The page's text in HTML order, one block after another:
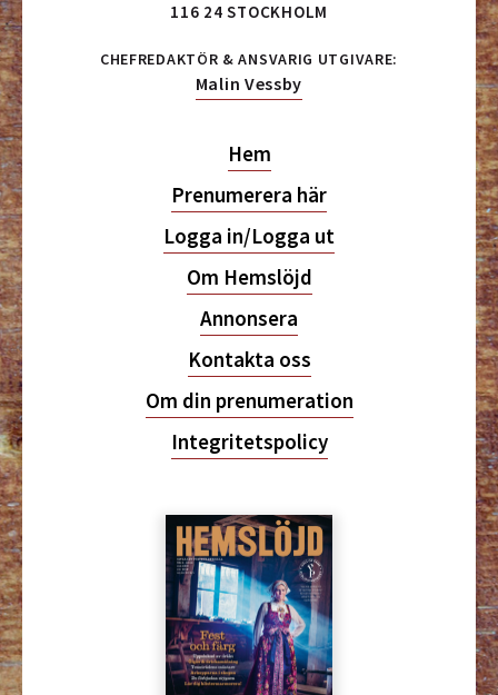
116 24 STOCKHOLM
CHEFREDAKTÖR & ANSVARIG UTGIVARE:
Malin Vessby
Hem
Prenumerera här
Logga in/Logga ut
Om Hemslöjd
Annonsera
Kontakta oss
Om din prenumeration
Integritetspolicy